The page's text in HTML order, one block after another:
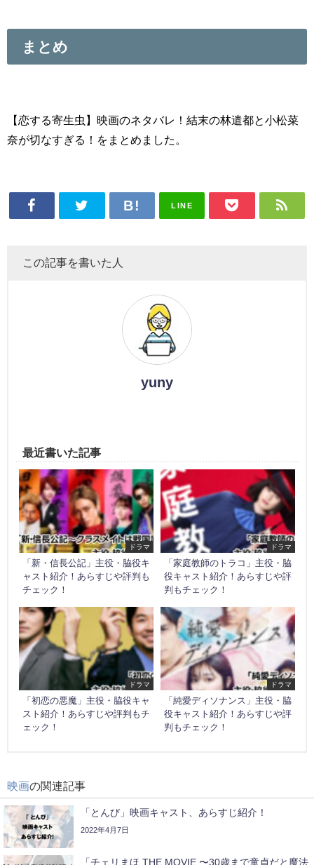
まとめ
【恋する寄生虫】映画のネタバレ！結末の林遣都と小松菜
奈が切なすぎる！をまとめました。
LINE
この記事を書いた人
yuny
最近書いた記事
ドラマ
「新・信長公記」主役・脇役キ
ャスト紹介！あらすじや評判も
チェック！
ドラマ
「家庭教師のトラコ」主役・脇
役キャスト紹介！あらすじや評
判もチェック！
ドラマ
「初恋の悪魔」主役・脇役キャ
スト紹介！あらすじや評判もチ
ェック！
ドラマ
「純愛ディソナンス」主役・脇
役キャスト紹介！あらすじや評
判もチェック！
映画の関連記事
「とんび」映画キャスト、あらすじ紹介！
2022年4月7日
「チェリまほ THE MOVIE 〜30歳まで童貞だと魔法